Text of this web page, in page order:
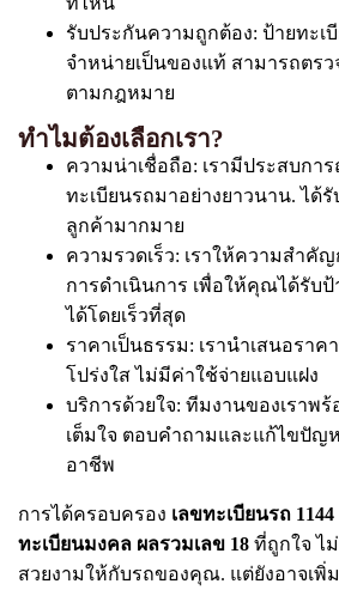
รับประกันความถูกต้อง: ป้ายทะเ
จำหน่ายเป็นของแท้ สามารถตร
ตามกฎหมาย
ทำไมต้องเลือกเรา?
ความน่าเชื่อถือ: เรามีประสบกา
ทะเบียนรถมาอย่างยาวนาน. ได้รั
ลูกค้ามากมาย
ความรวดเร็ว: เราให้ความสำคั
การดำเนินการ เพื่อให้คุณได้รับป้
ได้โดยเร็วที่สุด
ราคาเป็นธรรม: เรานำเสนอรา
โปร่งใส ไม่มีค่าใช้จ่ายแอบแฝง
บริการด้วยใจ: ทีมงานของเราพ
เต็มใจ ตอบคำถามและแก้ไขปัญ
อาชีพ
การได้ครอบครอง เลขทะเบียนรถ
ทะเบียนมงคล ผลรวมเลข 18 ที่ถูกใจ ไ
สวยงามให้กับรถของคุณ. แต่ยังอาจเพิ่